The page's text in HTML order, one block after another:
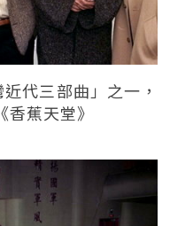
代三部曲」之一，
蕉天堂》